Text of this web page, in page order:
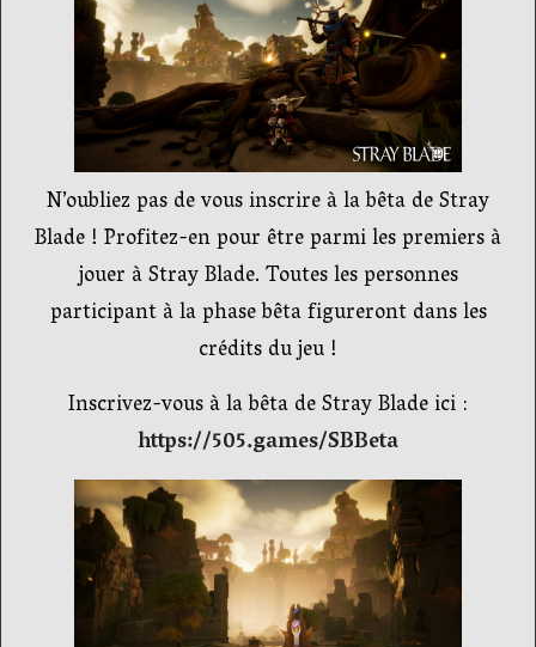
N’oubliez pas de vous inscrire à la bêta de Stray
Blade ! Profitez-en pour être parmi les premiers à
jouer à Stray Blade. Toutes les personnes
participant à la phase bêta figureront dans les
crédits du jeu !
Inscrivez-vous à la bêta de Stray Blade ici :
https://505.games/SBBeta